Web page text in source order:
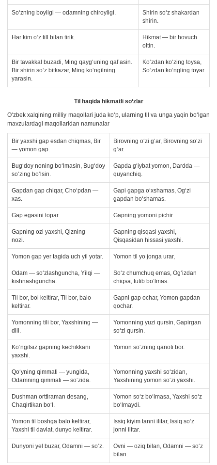
So‘zning boyligi — odamning chiroyligi.
Shirin so‘z shakardan
shirin.
Har kim o‘z till bilan tirik.
Hikmat — bir hovuch
oltin.
Bir tavakkal buzadi, Ming qayg‘uning qal’asin.
Bir shirin so‘z bitkazar, Ming ko‘ngilning
yarasin.
Ko‘zdan ko‘zing toysa,
So‘zdan ko‘ngling toyar.
Til haqida hikmatli so‘zlar
O‘zbek xalqining milliy maqollari juda ko‘p, ularning til va unga yaqin bo‘lgan
mavzulardagi maqollaridan namunalar
Bir yaxshi gap esdan chiqmas, Bir
— yomon gap.
Birovning o‘zi g‘ar, Birovning so‘zi
g‘ar.
Bug‘doy noning bo‘lmasin, Bug‘doy
so‘zing bo‘lsin.
Gapda g‘iybat yomon, Dardda —
quyanchiq.
Gapdan gap chiqar, Cho‘pdan —
xas.
Gapi gapga o‘xshamas, Og‘zi
gapdan bo‘shamas.
Gap egasini topar. Gapning yomoni pichir.
Gapning ozi yaxshi, Qizning —
nozi.
Gapning qisqasi yaxshi,
Qisqasidan hissasi yaxshi.
Yomon gap yer tagida uch yil yotar. Yomon til yo jonga urar,
Odam — so‘zlashguncha, Yilqi —
kishnashguncha.
So‘z chumchuq emas, Og‘izdan
chiqsa, tutib bo‘lmas.
Til bor, bol keltirar, Til bor, balo
keltirar.
Gapni gap ochar, Yomon gapdan
qochar.
Yomonning tili bor, Yaxshining —
dili.
Yomonning yuzi qursin, Gapirgan
so‘zi qursin.
Ko‘ngilsiz gapning kechikkani
yaxshi.
Yomon so‘zning qanoti bor.
Qo‘yning qimmati — yungida,
Odamning qimmati — so‘zida.
Yomonning yaxshi so‘zidan,
Yaxshining yomon so‘zi yaxshi.
Dushman orttiraman desang,
Chaqirtikan bo‘l.
Yomon so‘z bo‘lmasa, Yaxshi so‘z
bo‘lmaydi.
Yomon til boshga balo keltirar,
Yaxshi til davlat, dunyo keltirar.
Issiq kiyim tanni ilitar, Issiq so‘z
jonni ilitar.
Dunyoni yel buzar, Odamni — so‘z.
Ovni — oziq bilan, Odamni — so‘z
bilan.